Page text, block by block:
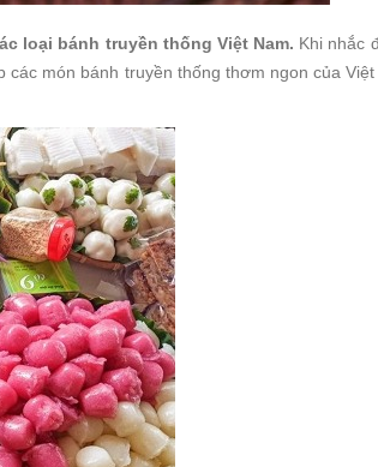
loại bánh truyền thống Việt Nam. Khi nhắc
món bánh truyền thống thơm ngon của